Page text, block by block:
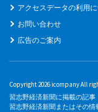
アクセスデータの利用
お問い合わせ
広告のご案内
Copyright 2026 icompany All
習志野経済新聞に掲載の記
習志野経済新聞またはその情